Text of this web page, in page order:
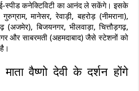
स्पीड कनेक्टिविटी का आनंद ले सकेंगे। इसके
मानेसर, रेवाड़ी, बहरोड़ (नीमराना),
(अजमेर), बिजयनगर, भीलवाड़ा, चित्तौड़गढ़,
और साबरमती (अहमदाबाद) जैसे स्टेशनों को
वैष्णो देवी के दर्शन होंगे